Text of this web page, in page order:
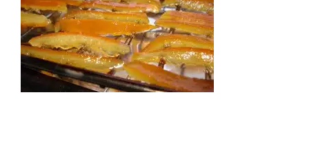
Contact